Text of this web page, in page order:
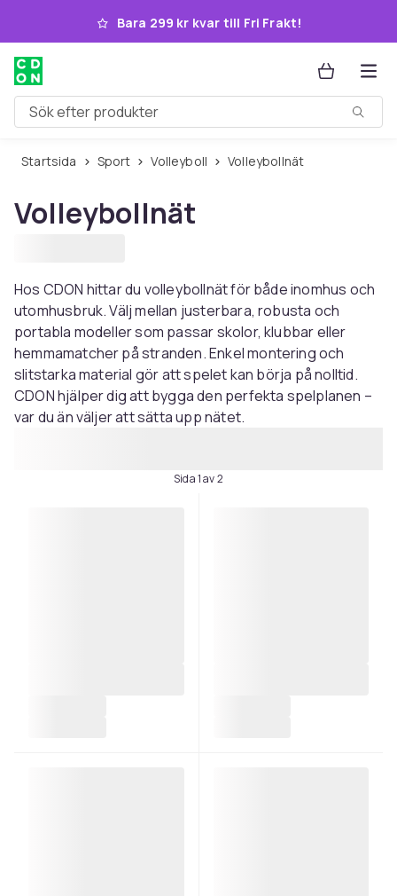
Hoppa till huvudinnehållet
Bara 299 kr kvar till Fri Frakt!
Sök efter produkter
Startsida Sport Volleyboll Volleybollnät
Volleybollnät
Hos CDON hittar du volleybollnät för både inomhus och
utomhusbruk. Välj mellan justerbara, robusta och
portabla modeller som passar skolor, klubbar eller
hemmamatcher på stranden. Enkel montering och
slitstarka material gör att spelet kan börja på nolltid.
CDON hjälper dig att bygga den perfekta spelplanen –
var du än väljer att sätta upp nätet.
Sida 1 av 2